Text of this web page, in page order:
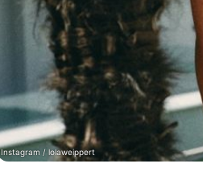
Instagram / lolaweippert